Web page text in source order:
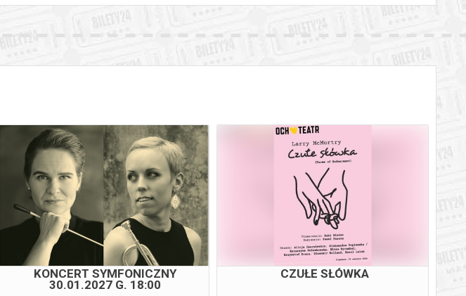
KONCERT SYMFONICZNY
30.01.2027 G. 18:00
CZUŁE SŁÓWKA